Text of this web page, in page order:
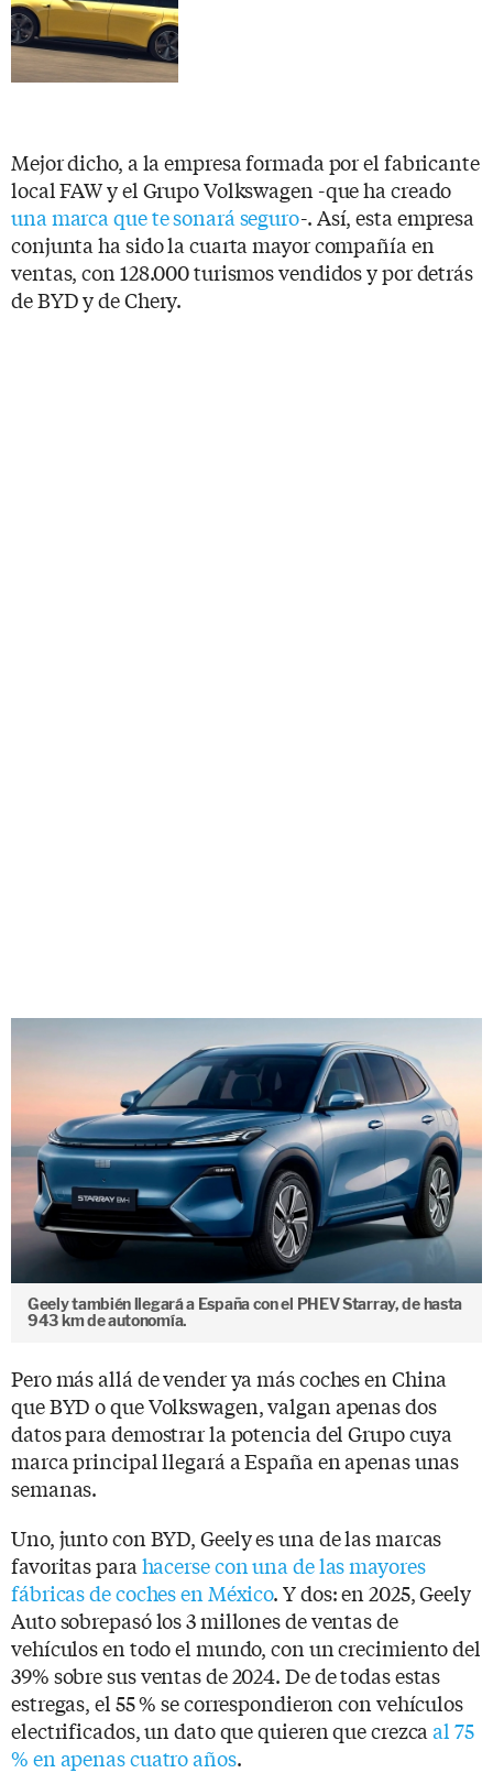
Mejor dicho, a la empresa formada por el fabricante
local FAW y el Grupo Volkswagen -que ha creado
una marca que te sonará seguro-. Así, esta empresa
conjunta ha sido la cuarta mayor compañía en
ventas, con 128.000 turismos vendidos y por detrás
de BYD y de Chery.
Geely también llegará a España con el PHEV Starray, de hasta
943 km de autonomía.
Pero más allá de vender ya más coches en China
que BYD o que Volkswagen, valgan apenas dos
datos para demostrar la potencia del Grupo cuya
marca principal llegará a España en apenas unas
semanas.
Uno, junto con BYD, Geely es una de las marcas
favoritas para hacerse con una de las mayores
fábricas de coches en México. Y dos: en 2025, Geely
Auto sobrepasó los 3 millones de ventas de
vehículos en todo el mundo, con un crecimiento del
39% sobre sus ventas de 2024. De de todas estas
estregas, el 55 % se correspondieron con vehículos
electrificados, un dato que quieren que crezcaal 75
% en apenas cuatro años.